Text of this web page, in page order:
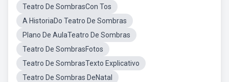
Teatro De SombrasCon Tos
A HistoriaDo Teatro De Sombras
Plano De AulaTeatro De Sombras
Teatro De SombrasFotos
Teatro De SombrasTexto Explicativo
Teatro De Sombras DeNatal